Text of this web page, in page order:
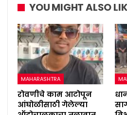
YOU MIGHT ALSO
MAHARASHTRA
रोवणीचे काम आटोपून
आंघोळीसाठी गेलेल्या